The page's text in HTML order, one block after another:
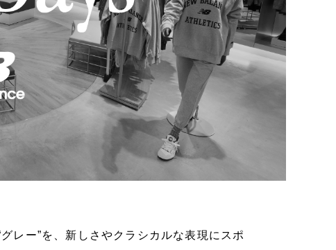
レー”を、新しさやクラシカルな表現にスポ